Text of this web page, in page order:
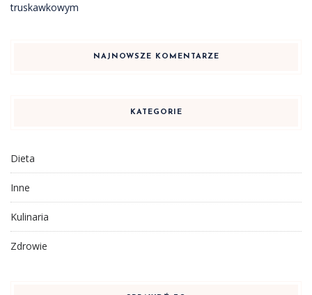
truskawkowym
NAJNOWSZE KOMENTARZE
KATEGORIE
Dieta
Inne
Kulinaria
Zdrowie